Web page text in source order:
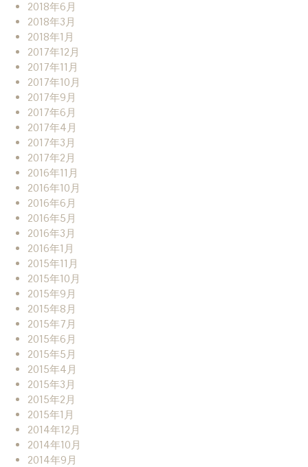
2018年6月
2018年3月
2018年1月
2017年12月
2017年11月
2017年10月
2017年9月
2017年6月
2017年4月
2017年3月
2017年2月
2016年11月
2016年10月
2016年6月
2016年5月
2016年3月
2016年1月
2015年11月
2015年10月
2015年9月
2015年8月
2015年7月
2015年6月
2015年5月
2015年4月
2015年3月
2015年2月
2015年1月
2014年12月
2014年10月
2014年9月